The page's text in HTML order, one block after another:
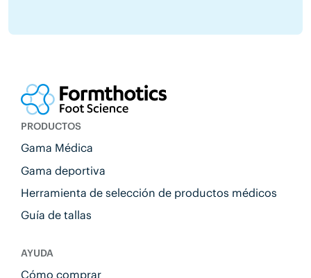
PRODUCTOS
Gama Médica
Gama deportiva
Herramienta de selección de productos médicos
Guía de tallas
AYUDA
Cómo comprar